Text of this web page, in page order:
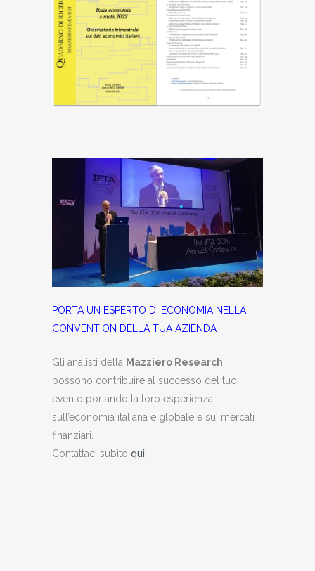
PORTA UN ESPERTO DI ECONOMIA NELLA
CONVENTION DELLA TUA AZIENDA
Gli analisti della Mazziero Research
possono contribuire al successo del tuo
evento portando la loro esperienza
sull’economia italiana e globale e sui mercati
finanziari.
Contattaci subito qui